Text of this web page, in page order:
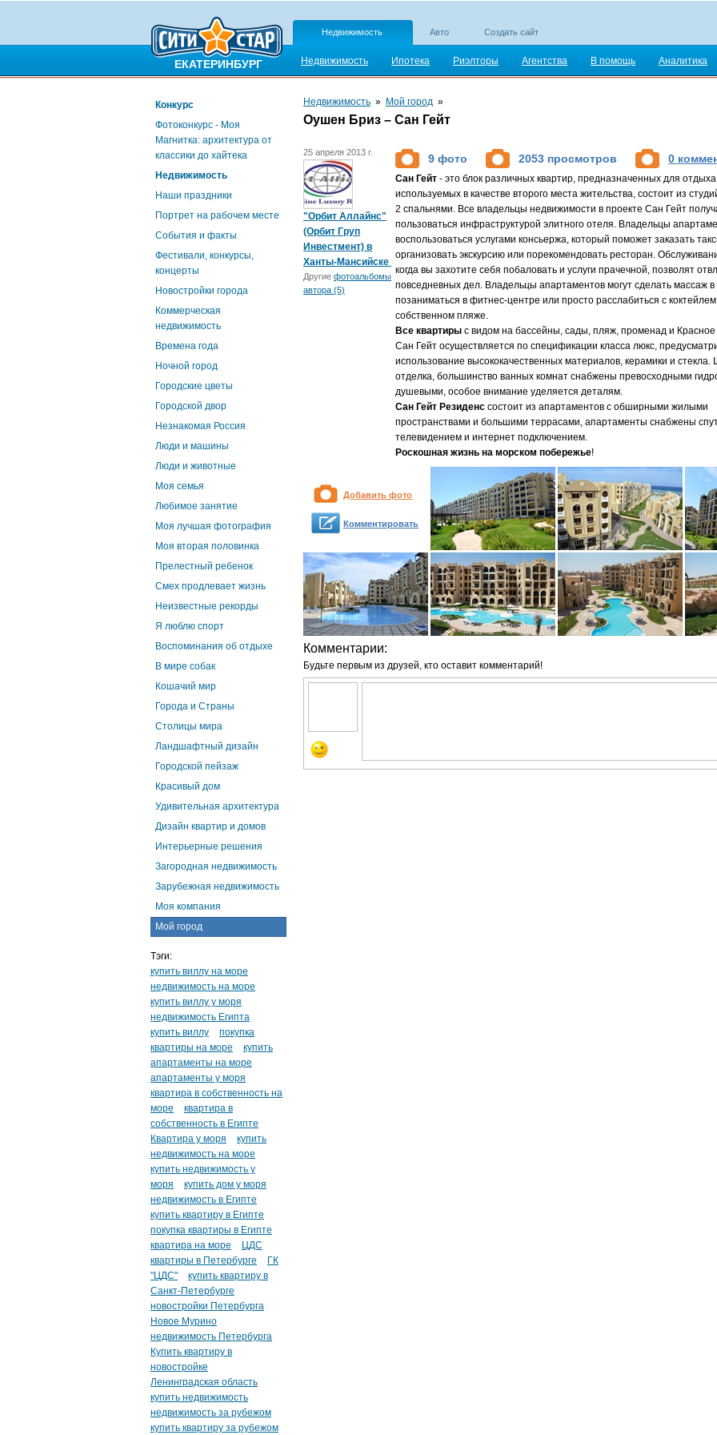
ЕКАТЕРИНБУРГ
Недвижимость Авто Создать сайт
Недвижимость Ипотека Риэлторы Агентства В помощь Аналитика
Конкурс
Фотоконкурс - Моя
Магнитка: архитектура от
классики до хайтека
Недвижимость
Наши праздники
Портрет на рабочем месте
События и факты
Фестивали, конкурсы,
концерты
Новостройки города
Коммерческая
недвижимость
Времена года
Ночной город
Городские цветы
Городской двор
Незнакомая Россия
Люди и машины
Люди и животные
Моя семья
Любимое занятие
Моя лучшая фотография
Моя вторая половинка
Прелестный ребенок
Смех продлевает жизнь
Неизвестные рекорды
Я люблю спорт
Воспоминания об отдыхе
В мире собак
Кошачий мир
Города и Страны
Столицы мира
Ландшафтный дизайн
Городской пейзаж
Красивый дом
Удивительная архитектура
Дизайн квартир и домов
Интерьерные решения
Загородная недвижимость
Зарубежная недвижимость
Моя компания
Мой город
Тэги:
купить виллу на море
недвижимость на море
купить виллу у моря
недвижимость Египта
купить виллу
покупка
квартиры на море
купить
апартаменты на море
апартаменты у моря
квартира в собственность на
море
квартира в
собственность в Египте
Квартира у моря
купить
недвижимость на море
купить недвижимость у
моря
купить дом у моря
недвижимость в Египте
купить квартиру в Египте
покупка квартиры в Египте
квартира на море
ЦДС
квартиры в Петербурге
ГК
"ЦДС"
купить квартиру в
Санкт-Петербурге
новостройки Петербурга
Новое Мурино
недвижимость Петербурга
Купить квартиру в
новостройке
Ленинградская область
купить недвижимость
недвижимость за рубежом
купить квартиру за рубежом
Недвижимость » Мой город »
Оушен Бриз – Сан Гейт
25 апреля 2013 г.
"Орбит Аллайнс"
(Орбит Груп
Инвестмент) в
Ханты-Мансийске
Другие фотоальбомы
автора (5)
9 фото 2053 просмотров 0
Сан Гейт - это блок различных квартир, предназначенных для
используемых в качестве второго места жительства, состоит из
2 спальнями. Все владельцы недвижимости в проекте Сан Гейт
пользоваться инфраструктурой элитного отеля. Владельцы
воспользоваться услугами консьержа, который поможет заказать
организовать экскурсию или порекомендовать ресторан.
когда вы захотите себя побаловать и услуги прачечной, позволят
повседневных дел. Владельцы апартаментов могут сделать массаж
позаниматься в фитнес-центре или просто расслабиться с
собственном пляже.
Все квартиры с видом на бассейны, сады, пляж, променад и
Сан Гейт осуществляется по спецификации класса люкс,
использование высококачественных материалов, керамики и стекла.
отделка, большинство ванных комнат снабжены превосходными
душевыми, особое внимание уделяется деталям.
Сан Гейт Резиденс состоит из апартаментов с обширными жилыми
пространствами и большими террасами, апартаменты снабжены
телевидением и интернет подключением.
Роскошная жизнь на морском побережье!
Добавить фото
Комментировать
Комментарии:
Будьте первым из друзей, кто оставит комментарий!